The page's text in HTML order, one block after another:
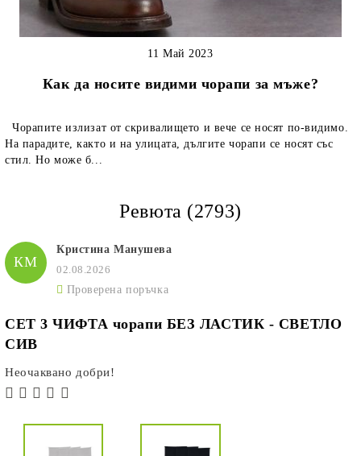
Как да носите видими чорапи за мъже?
11 Май 2023
Чорапите излизат от скривалището и вече се носят по-видимо.
На парадите, както и на улицата, дългите чорапи се носят със
стил. Но може б...
Ревюта (2793)
КМ
Кристина Манушева
02.08.2026
Проверена поръчка
СЕТ 3 ЧИФТА чорапи БЕЗ ЛАСТИК - СВЕТЛО
СИВ
Неочаквано добри!